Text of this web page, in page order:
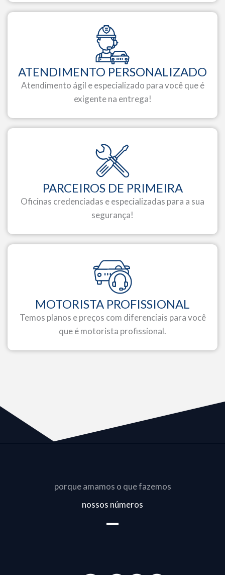
ATENDIMENTO PERSONALIZADO
Atendimento ágil e especializado para você que é
exigente na entrega!
PARCEIROS DE PRIMEIRA
Oficinas credenciadas e especializadas para a sua
segurança!
MOTORISTA PROFISSIONAL
Temos planos e preços com diferenciais para você
que é motorista profissional.
porque amamos o que fazemos
nossos números